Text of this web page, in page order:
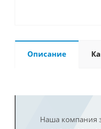
Описание
Наша компания